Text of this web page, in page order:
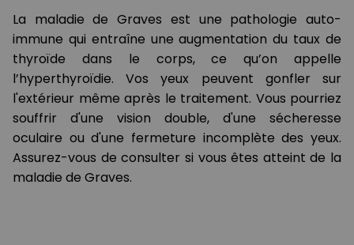
La maladie de Graves est une pathologie auto-
immune qui entraîne une augmentation du taux de
thyroïde dans le corps, ce qu’on appelle
l’hyperthyroïdie. Vos yeux peuvent gonfler sur
l'extérieur même après le traitement. Vous pourriez
souffrir d'une vision double, d'une sécheresse
oculaire ou d'une fermeture incomplète des yeux.
Assurez-vous de consulter si vous êtes atteint de la
maladie de Graves.